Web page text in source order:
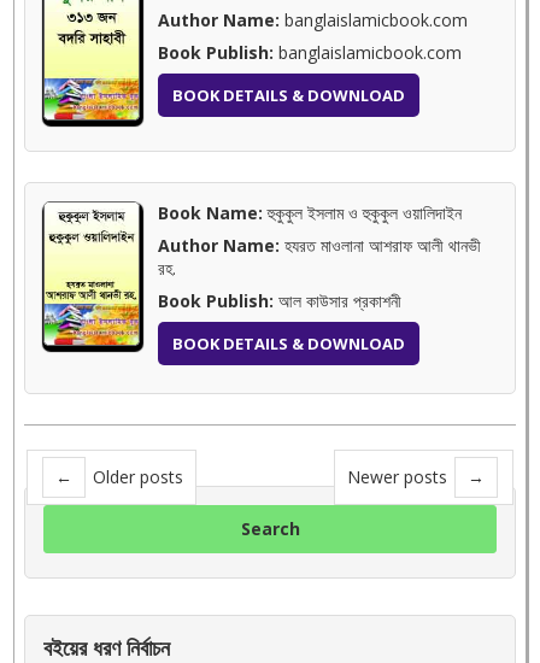
Author Name: banglaislamicbook.com
Book Publish: banglaislamicbook.com
BOOK DETAILS & DOWNLOAD
Book Name: হুকুকুল ইসলাম ও হুকুকুল ওয়ালিদাইন
Author Name: হযরত মাওলানা আশরাফ আলী থানভী
রহ.
Book Publish: আল কাউসার প্রকাশনী
BOOK DETAILS & DOWNLOAD
← Older posts Newer posts →
বইয়ের ধরণ নির্বাচন